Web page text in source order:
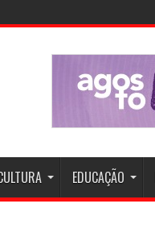
EDUCAÇÃO